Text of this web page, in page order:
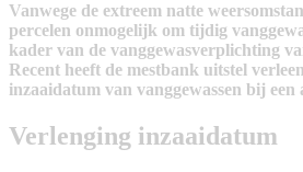
Vanwege de extreem natte
percelen onmogelijk om tijdig
kader van de vanggewasverplichting
Recent heeft de mestbank uitstel
inzaaidatum van vanggewassen bij een
Verlenging inzaaidatum